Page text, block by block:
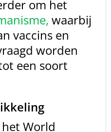
om het
, waarbij
vaccins en
worden
een soort
World